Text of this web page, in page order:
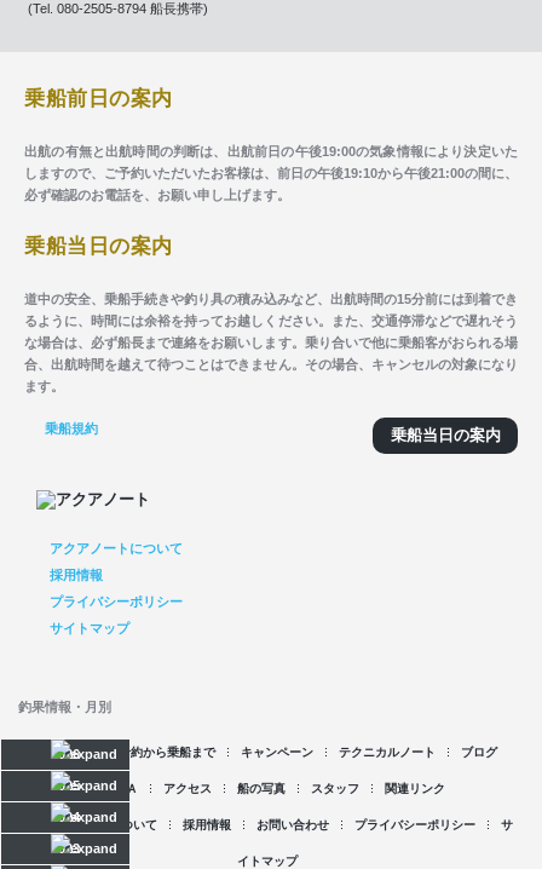
釣果情報・月別
2026
2025
2024
2023
(Tel. 080-2505-8794 船長携帯)
乗船前日の案内
出航の有無と出航時間の判断は、出航前日の午後19:00の気象情報により決定いた
しますので、ご予約いただいたお客様は、前日の午後19:10から午後21:00の間に、
必ず確認のお電話を、お願い申し上げます。
乗船当日の案内
道中の安全、乗船手続きや釣り具の積み込みなど、出航時間の15分前には到着でき
るように、時間には余裕を持ってお越しください。また、交通停滞などで遅れそう
な場合は、必ず船長まで連絡をお願いします。乗り合いで他に乗船客がおられる場
合、出航時間を越えて待つことはできません。その場合、キャンセルの対象になり
ます。
乗船当日の案内
乗船規約
アクアノートについて
採用情報
プライバシーポリシー
サイトマップ
空席情報 予約から乗船まで キャンペーン テクニカルノート ブログ
Ｑ＆Ａ アクセス 船の写真 スタッフ 関連リンク
アクアノートについて 採用情報 お問い合わせ プライバシーポリシー サ
イトマップ